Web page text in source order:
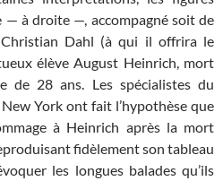
— à droite —, accompagné soit de
Dahl (à qui il offrira le
élève August Heinrich, mort
de 28 ans. Les spécialistes du
York ont fait l’hypothèse que
à Heinrich après la mort
fidèlement son tableau
les longues balades qu’ils